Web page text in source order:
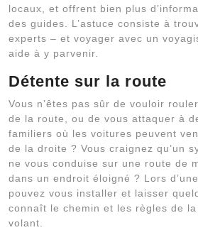
locaux, et offrent bien plus
des guides. L’astuce consiste à
experts – et voyager avec un
aide à y parvenir.
Détente sur la route
Vous n’êtes pas sûr de vouloir
de la route, ou de vous attaquer à
familiers où les voitures peuvent
de la droite ? Vous craignez qu’un
ne vous conduise sur une route de
dans un endroit éloigné ? Lors
pouvez vous installer et laisser
connaît le chemin et les règles de
volant.